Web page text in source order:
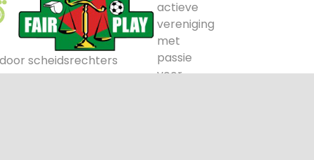
scheidsrechters
actieve
vereniging
met
passie
voor